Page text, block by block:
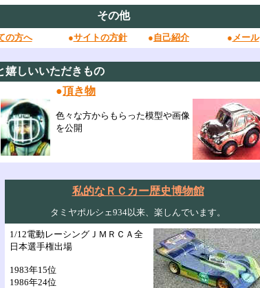
その他
の方へ ●サイトの方針 ●自己紹介 ●メール
嬉しいいただきもの
●頂き物
色々な方からもらった模型や画像
を公開
私的なＲＣカー歴史博物館
タミヤポルシェ934以来、楽しんでいます。
1/12電動レーシングＪＭＲＣＡ全
日本選手権出場
1983年15位
1986年24位